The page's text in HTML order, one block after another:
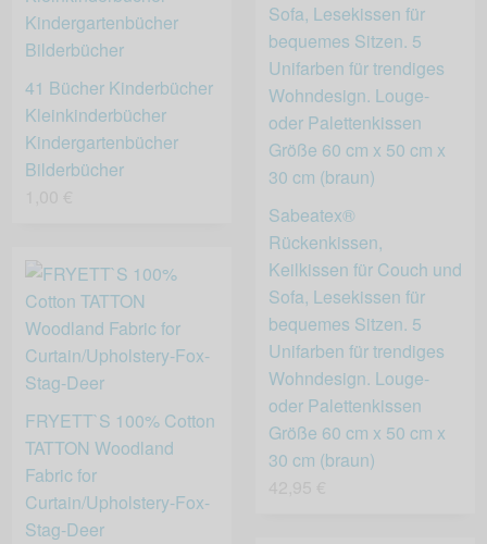
Sabeatex®
Rückenkissen,
Keilkissen für Couch und
Sofa, Lesekissen für
bequemes Sitzen. 5
Unifarben für trendiges
Wohndesign. Louge-
oder Palettenkissen
Größe 60 cm x 50 cm x
30 cm (braun)
41 Bücher Kinderbücher
Kleinkinderbücher
Kindergartenbücher
Bilderbücher
FRYETT`S 100% Cotton
TATTON Woodland
Fabric for
Curtain/Upholstery-Fox-
Stag-Deer